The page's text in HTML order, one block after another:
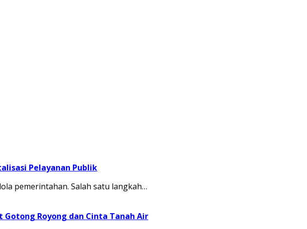
Pelayanan Publik
pemerintahan. Salah satu langkah…
Royong dan Cinta Tanah Air